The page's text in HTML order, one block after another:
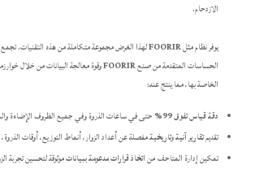
الازدحام.
يوفر نظام مثلFOORIRلهذا الغرض مجموعة متكاملة من هذه التقنيات.
الحساسات المتقدمة من صنعFOORIRوقوة معالجة البيانات من خلال
الخاصة بها، مما ينتج عنه:
دقة قياس تفوق 99%
حتى في ساعات الذروة وفي جميع الظروف الإضاءة
تقديمتقارير آنية وتاريخيةمفصلة عن أعداد الزوار، أنماط التوزيع، أوقات الذروة،
تمكين إدارة المتاحف مناتخاذ قرارات مدعومة ببياناتموثوقة لتحسين تجربة